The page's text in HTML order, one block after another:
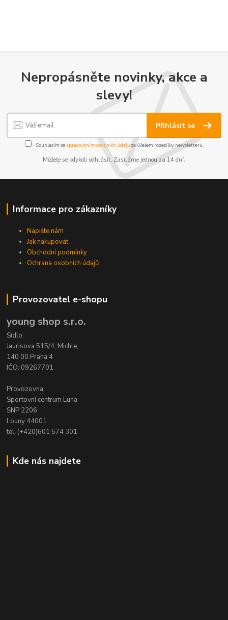
Nepropásněte novinky, akce a
slevy!
Přihlásit se
Souhlasím se zpracováním osobních údajůza účelem rozesílky newsletteru.
Můžete se kdykoli odhlásit. Zasíláme jednou za 14 dní.
Informace pro zákazníky
Napište nám
Jak nakupovat
Obchodní podmínky
Ochrana osobních údajů
Provozovatel e-shopu
young shop s.r.o.
Sídlo:
Jaurisova 515/4, Michle,
140 00 Praha 4
IČO: 09267701
Provozovna:
Sportovní centrum Luna
SNP 2206
Louny 44001
tel. (+420)601 574 301
Kde nás najdete